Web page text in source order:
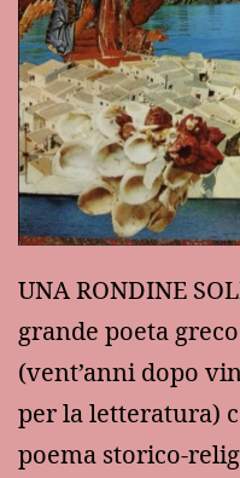
UNA RONDINE
grande poeta
(vent’anni dopo
per la letteratura)
poema storico-